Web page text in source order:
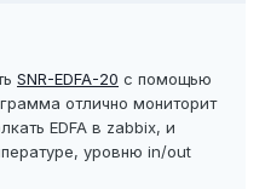
SNR-EDFA-20 с помощью
отлично мониторит
EDFA в zabbix, и
уровню in/out